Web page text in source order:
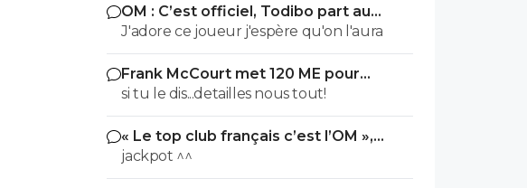
OM : C’est officiel, Todibo part au
clash pour venir
J'adore ce joueur j'espère qu'on l'aura
Frank McCourt met 120 ME pour
sauver l’OM !
si tu le dis...detailles nous tout!
« Le top club français c’est l’OM »,
Adidas bouscule le PSG
jackpot ^^